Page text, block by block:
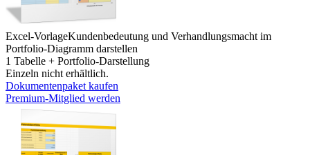
Excel-VorlageKundenbedeutung und Verhandlungsmacht im
Portfolio-Diagramm darstellen
1 Tabelle + Portfolio-Darstellung
Einzeln nicht erhältlich.
Dokumentenpaket kaufen
Premium-Mitglied werden